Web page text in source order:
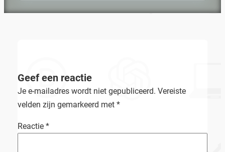
Geef een reactie
Je e-mailadres wordt niet gepubliceerd. Vereiste
velden zijn gemarkeerd met *
Reactie *